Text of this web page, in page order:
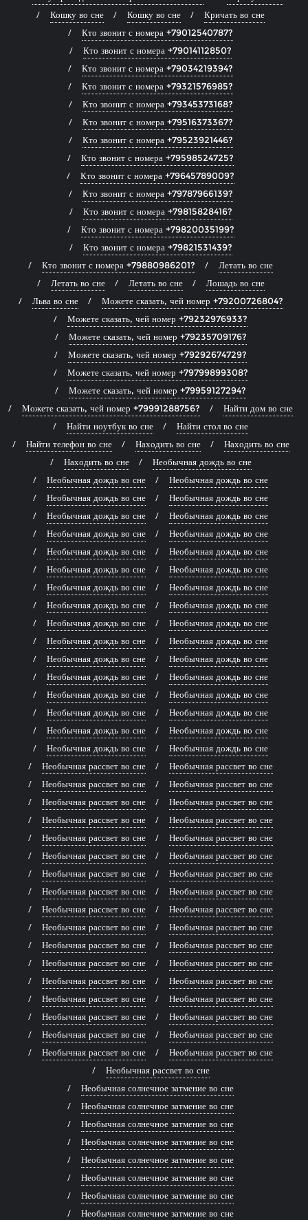
Кошку во сне
Кошку во сне
Кричать во сне
Кто звонит с номера +79012540787?
Кто звонит с номера +79014112850?
Кто звонит с номера +79034219394?
Кто звонит с номера +79321576985?
Кто звонит с номера +79345373168?
Кто звонит с номера +79516373367?
Кто звонит с номера +79523921446?
Кто звонит с номера +79598524725?
Кто звонит с номера +79645789009?
Кто звонит с номера +79787966139?
Кто звонит с номера +79815828416?
Кто звонит с номера +79820035199?
Кто звонит с номера +79821531439?
Кто звонит с номера +79880986201?
Летать во сне
Летать во сне
Летать во сне
Лошадь во сне
Льва во сне
Можете сказать, чей номер +79200726804?
Можете сказать, чей номер +79232976933?
Можете сказать, чей номер +79235709176?
Можете сказать, чей номер +79292674729?
Можете сказать, чей номер +79799899308?
Можете сказать, чей номер +79959127294?
Можете сказать, чей номер +79991288756?
Найти дом во сне
Найти ноутбук во сне
Найти стол во сне
Найти телефон во сне
Находить во сне
Находить во сне
Находить во сне
Необычная дождь во сне
Необычная дождь во сне
Необычная дождь во сне
Необычная дождь во сне
Необычная дождь во сне
Необычная дождь во сне
Необычная дождь во сне
Необычная дождь во сне
Необычная дождь во сне
Необычная дождь во сне
Необычная дождь во сне
Необычная дождь во сне
Необычная дождь во сне
Необычная дождь во сне
Необычная дождь во сне
Необычная дождь во сне
Необычная дождь во сне
Необычная дождь во сне
Необычная дождь во сне
Необычная дождь во сне
Необычная дождь во сне
Необычная дождь во сне
Необычная дождь во сне
Необычная дождь во сне
Необычная дождь во сне
Необычная дождь во сне
Необычная дождь во сне
Необычная дождь во сне
Необычная дождь во сне
Необычная дождь во сне
Необычная дождь во сне
Необычная дождь во сне
Необычная дождь во сне
Необычная рассвет во сне
Необычная рассвет во сне
Необычная рассвет во сне
Необычная рассвет во сне
Необычная рассвет во сне
Необычная рассвет во сне
Необычная рассвет во сне
Необычная рассвет во сне
Необычная рассвет во сне
Необычная рассвет во сне
Необычная рассвет во сне
Необычная рассвет во сне
Необычная рассвет во сне
Необычная рассвет во сне
Необычная рассвет во сне
Необычная рассвет во сне
Необычная рассвет во сне
Необычная рассвет во сне
Необычная рассвет во сне
Необычная рассвет во сне
Необычная рассвет во сне
Необычная рассвет во сне
Необычная рассвет во сне
Необычная рассвет во сне
Необычная рассвет во сне
Необычная рассвет во сне
Необычная рассвет во сне
Необычная рассвет во сне
Необычная рассвет во сне
Необычная рассвет во сне
Необычная рассвет во сне
Необычная рассвет во сне
Необычная рассвет во сне
Необычная рассвет во сне
Необычная рассвет во сне
Необычная солнечное затмение во сне
Необычная солнечное затмение во сне
Необычная солнечное затмение во сне
Необычная солнечное затмение во сне
Необычная солнечное затмение во сне
Необычная солнечное затмение во сне
Необычная солнечное затмение во сне
Необычная солнечное затмение во сне